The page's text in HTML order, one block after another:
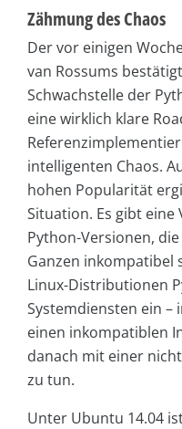
Zähmung des Chaos
Der vor einigen
van Rossums
Schwachstelle der
eine wirklich klare
intelligenten Chaos.
hohen Popularität
Situation. Es gibt eine
Python-Versionen,
Ganzen inkompatibel
Linux-Distributionen
Systemdiensten ein
einen inkompatiblen
danach mit einer
zu tun.
Unter Ubuntu 14.04